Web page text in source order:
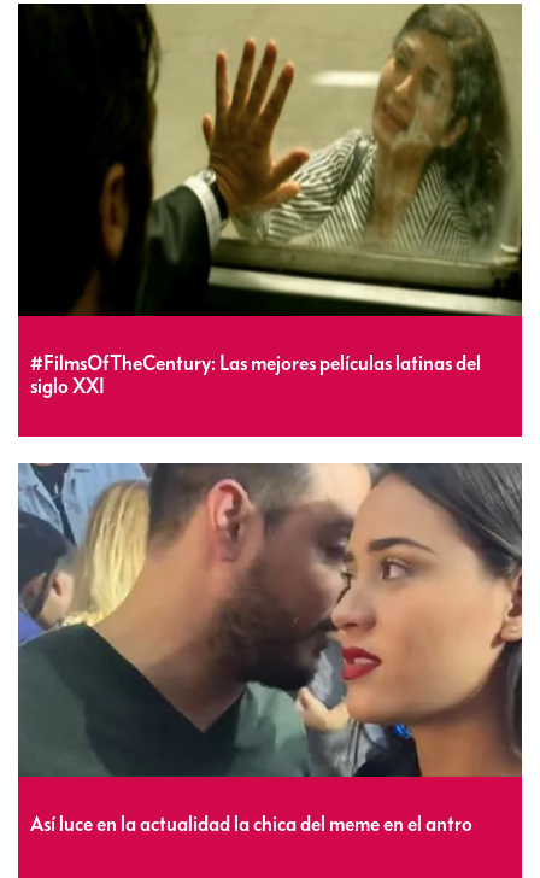
#FilmsOfTheCentury: Las mejores películas latinas del
siglo XXI
Así luce en la actualidad la chica del meme en el antro